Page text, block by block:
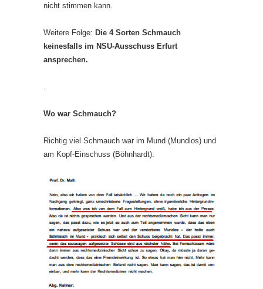
nicht stimmen kann.
Weitere Folge: Die 4 Sorten Schmauch
keinesfalls im NSU-Ausschuss Erfurt
ansprechen.
.
Wo war Schmauch?
Richtig viel Schmauch war im Mund (Mundlos) und
am Kopf-Einschuss (Böhnhardt):